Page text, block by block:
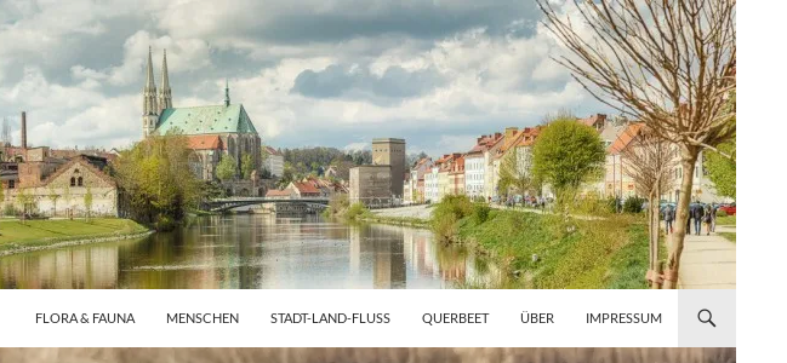
FLORA & FAUNA MENSCHEN STADT-LAND-FLUSS QUERBEET ÜBER IMPRESSUM